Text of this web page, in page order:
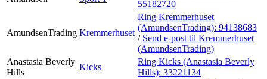
55182720
AmundsenTrading Kremmerhuset
Ring Kremmerhuset
(AmundsenTrading): 94138683
/ Send e-post til Kremmerhuset
(AmundsenTrading)
Anastasia Beverly
Hills
Kicks
Ring Kicks (Anastasia Beverly
Hills): 33221134